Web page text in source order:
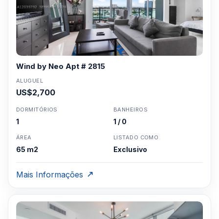
Wind by Neo Apt # 2815
ALUGUEL
US$2,700
DORMITÓRIOS
1
BANHEIROS
1 / 0
ÁREA
65 m2
LISTADO COMO
Exclusivo
Mais Informações